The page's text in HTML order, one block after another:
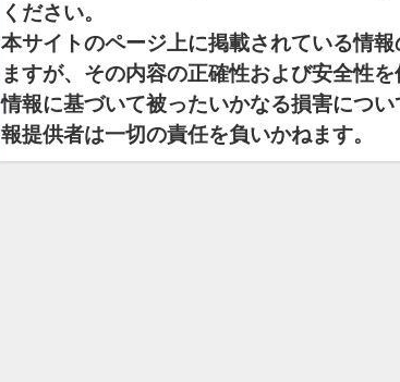
ください。
本サイトのページ上に掲載されている情
ますが、その内容の正確性および安全性
情報に基づいて被ったいかなる損害につ
報提供者は一切の責任を負いかねます。